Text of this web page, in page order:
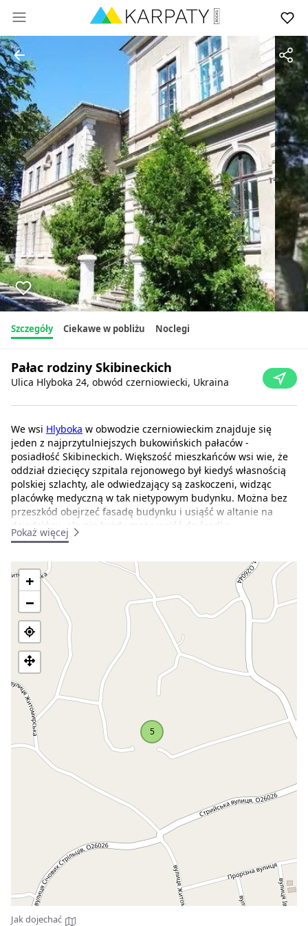
Szczegóły Ciekawe w pobliżu Noclegi
Pałac rodziny Skibineckich
Ulica Hlyboka 24, obwód czerniowiecki, Ukraina
We wsi Hlyboka w obwodzie czerniowieckim znajduje się
jeden z najprzytulniejszych bukowińskich pałaców -
posiadłość Skibineckich. Większość mieszkańców wsi wie, że
oddział dziecięcy szpitala rejonowego był kiedyś własnością
polskiej szlachty, ale odwiedzający są zaskoczeni, widząc
placówkę medyczną w tak nietypowym budynku. Można bez
przeszkód obejrzeć fasadę budynku i usiąść w altanie na
dziedzińcu, ale nie każdy może wejść do środka.
Shkrobanets, główny lekarz Centralnego Szpitala
Rejonowego w Hlyboce).
Kiedy pracowałem jako rezydent w szpitalu Hlyboka,
zebrałem wszystkie dane na temat dworku. Teraz, jako
główny lekarz, chcę odrestaurować zabytkowy budynek i
przywrócić mu jego pierwotny wygląd.
Przeprowadziliśmy prace przygotowawcze, wykonaliśmy
dokumentację projektową i kosztorysową rekonstrukcji
budynku, zleciliśmy ekspertyzę. Teraz szukamy funduszy na
rekonstrukcję. Potrzebujemy około 9,5 mln UAH, aby
odrestaurować budynek. Poprosiłem szefa regionalnej
administracji państwowej i różne źródła finansowania o
znalezienie pieniędzy. Jednak jak dotąd nie przyniosło to
żadnych rezultatów. Ponieważ budynek jest zabytkiem
architektury, prace mogą wykonywać tylko firmy posiadające
odpowiednią licencję.
Historia Pałacu Skibineckiego
Zachowało się bardzo niewiele informacji o tym budynku i
jego właścicielu. Archiwa nie posiadają nawet dokładnej daty
budowy pałacu. Wszystko, co zostało zebrane o tym
historycznym budynku, to opowieści ludzi, starych
mieszkańców Hlyboka. W 1892 roku Bronisław Skibinecki kupił
Pokaż więcej
5
+
−
Jak dojechać